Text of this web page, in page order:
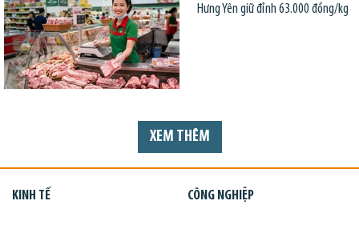
Hưng Yên giữ đỉnh 63.000 đồng/kg
XEM THÊM
KINH TẾ CÔNG NGHIỆP